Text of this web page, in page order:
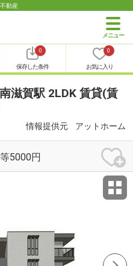
動産
0
保存した条件
0
お気に入り
滋賀駅 2LDK 賃貸(賃
情報提供元 アットホーム
5000円